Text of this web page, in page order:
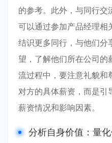
的参考。此外，与同行交
可以通过参加产品经理相
结识更多同行，与他们分
望，了解他们所在公司的
流过程中，要注意礼貌和
对方的具体薪资，而是引
薪资情况和影响因素。
分析自身价值：量